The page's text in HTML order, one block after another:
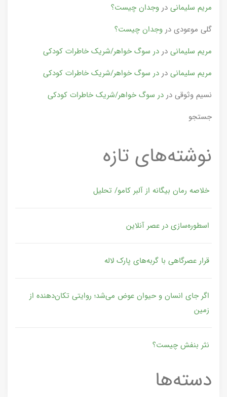
مریم سلیمانی در وجدان چیست؟
گلی موعودی در وجدان چیست؟
مریم سلیمانی در در سوگ خواهر/شریک خاطرات کودکی
مریم سلیمانی در در سوگ خواهر/شریک خاطرات کودکی
نسیم وثوقی در در سوگ خواهر/شریک خاطرات کودکی
جستجو
نوشته‌های تازه
خلاصه رمان بیگانه از آلبر کامو/ تحلیل
اسطوره‌سازی در عصر آنلاین
قرار عصرگاهی با گربه‌های پارک لاله
اگر جای انسان و حیوان عوض می‌شد؛ روایتی تکان‌دهنده از
زمین
نثر بنفش چیست؟
دسته‌ها